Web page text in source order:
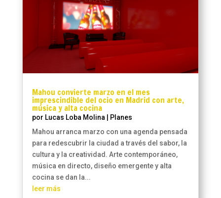
Mahou convierte marzo en el mes
imprescindible del ocio en Madrid con arte,
música y alta cocina
por Lucas Loba Molina
Planes
Mahou arranca marzo con una agenda pensada
para redescubrir la ciudad a través del sabor, la
cultura y la creatividad. Arte contemporáneo,
música en directo, diseño emergente y alta
cocina se dan la...
leer más